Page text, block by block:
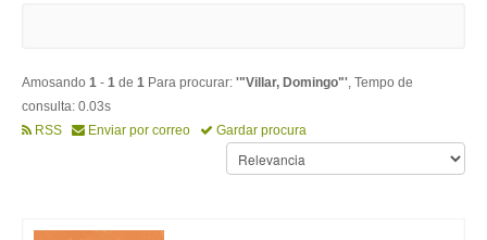
Amosando 1 - 1 de 1 Para procurar: '"Villar, Domingo"', Tempo de
consulta: 0.03s
RSS
Enviar por correo Gardar procura